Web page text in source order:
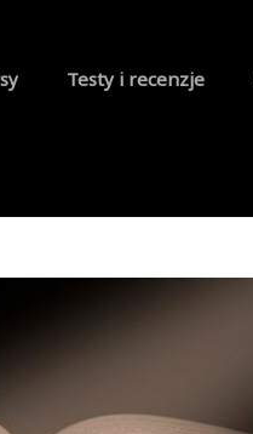
Testy i recenzje